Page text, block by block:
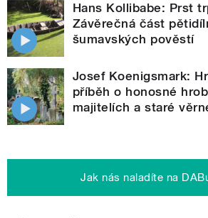
Hans Kollibabe: Prst
Závěrečná část
šumavských pověstí
Josef Koenigsmark:
příběh o honosné
majitelích a staré
Jak nás naladíte na